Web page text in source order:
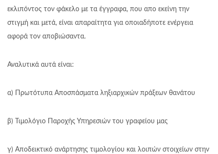
εκλιπόντος τον φάκελο με τα έγγραφα, που απο εκείνη την
στιγμή και μετά, είναι απαραίτητα για οποιαδήποτε ενέργεια
αφορά τον αποβιώσαντα.
Αναλυτικά αυτά είναι:
α) Πρωτότυπα Αποσπάσματα ληξιαρχικών πράξεων θανάτου
β) Τιμολόγιο Παροχής Υπηρεσιών του γραφείου μας
γ) Αποδεικτικό ανάρτησης τιμολογίου και λοιπών στοιχείων στην